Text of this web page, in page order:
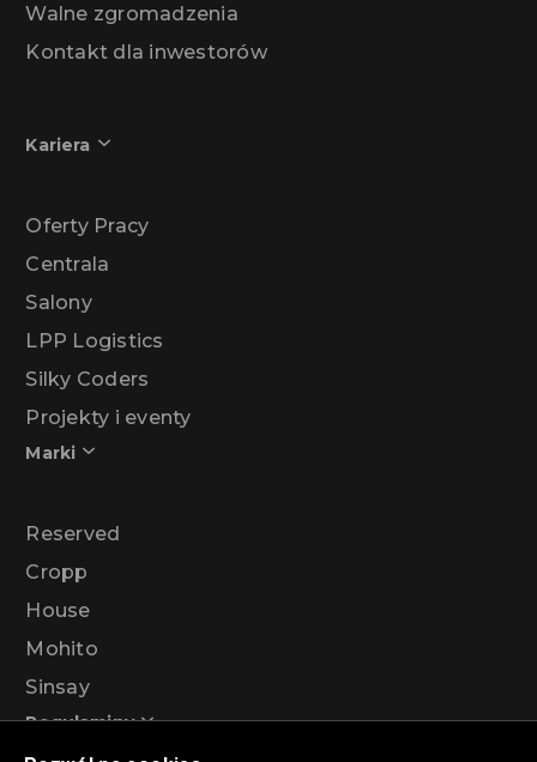
Walne zgromadzenia
Kontakt dla inwestorów
Kariera
Oferty Pracy
Centrala
Salony
LPP Logistics
Silky Coders
Projekty i eventy
Marki
Reserved
Cropp
House
Mohito
Sinsay
Regulaminy